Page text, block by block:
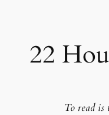
22
To read is